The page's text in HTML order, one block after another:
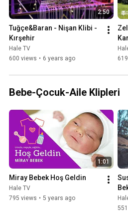
2:50
Tuğçe&Baran - Nişan Klibi -
Kırşehir
Hale TV
600 views • 6 years ago
Bebe-Çocuk-Aile Klipleri
1:01
Miray Bebek Hoş Geldin
Hale TV
795 views • 5 years ago